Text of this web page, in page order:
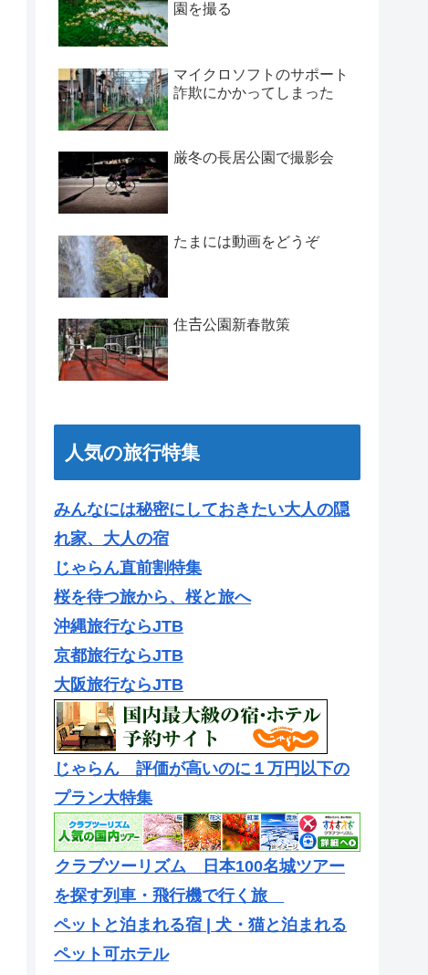
園を撮る
マイクロソフトのサポート
詐欺にかかってしまった
厳冬の長居公園で撮影会
たまには動画をどうぞ
住𠮷公園新春散策
人気の旅行特集
みんなには秘密にしておきたい大人の隠
れ家、大人の宿
じゃらん直前割特集
桜を待つ旅から、桜と旅へ
沖縄旅行ならJTB
京都旅行ならJTB
大阪旅行ならJTB
じゃらん 評価が高いのに１万円以下の
プラン大特集
クラブツーリズム 日本100名城ツアー
を探す列車・飛行機で行く旅
ペットと泊まれる宿 | 犬・猫と泊まれる
ペット可ホテル